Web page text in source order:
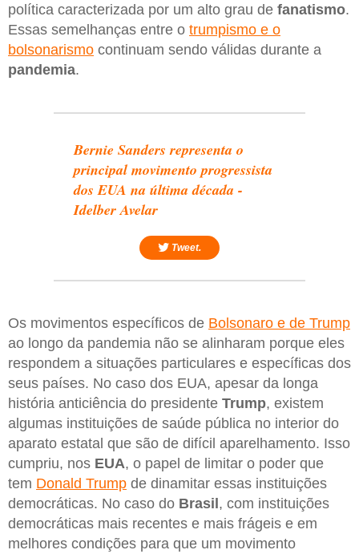
política caracterizada por um alto grau de fanatismo.
Essas semelhanças entre o trumpismo e o
bolsonarismo continuam sendo válidas durante a
pandemia.
Bernie Sanders representa o
principal movimento progressista
dos EUA na última década -
Idelber Avelar
Tweet.
Os movimentos específicos de Bolsonaro e de Trump
ao longo da pandemia não se alinharam porque eles
respondem a situações particulares e específicas dos
seus países. No caso dos EUA, apesar da longa
história anticiência do presidente Trump, existem
algumas instituições de saúde pública no interior do
aparato estatal que são de difícil aparelhamento. Isso
cumpriu, nos EUA, o papel de limitar o poder que
tem Donald Trump de dinamitar essas instituições
democráticas. No caso do Brasil, com instituições
democráticas mais recentes e mais frágeis e em
melhores condições para que um movimento